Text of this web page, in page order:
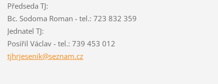
Předseda TJ:
Bc. Sodoma Roman - tel.: 723 832 359
Jednatel TJ:
Posířil Václav - tel.: 739 453 012
tjhrjesenik@seznam.cz